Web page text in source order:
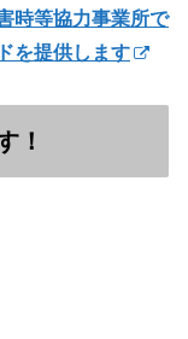
時等協力事業所で
を提供します
！